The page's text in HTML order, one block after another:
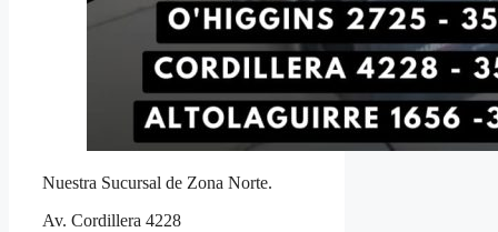
Nuestra Sucursal de Zona Norte.
Av. Cordillera 4228